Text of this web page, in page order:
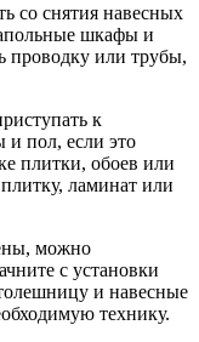
со снятия навесных
шкафы и
проводку или трубы,
к
и пол, если это
плитки, обоев или
ламинат или
можно
с установки
и навесные
технику.